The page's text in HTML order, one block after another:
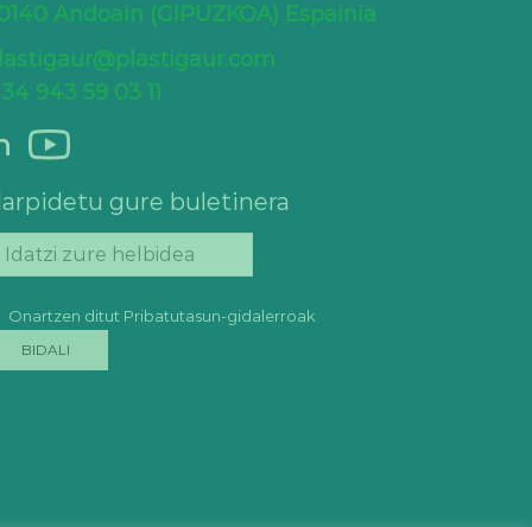
Andoain (GIPUZKOA) Espainia
943 59 03 11
gure buletinera
Onartzen ditut Pribatutasun-gidalerroak